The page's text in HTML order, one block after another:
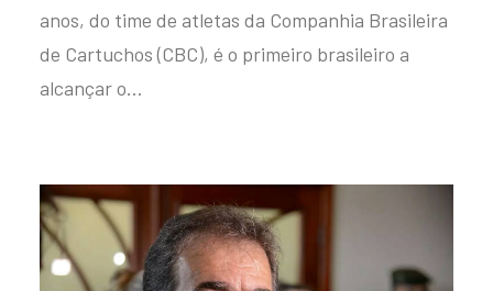
anos, do time de atletas da Companhia Brasileira
de Cartuchos (CBC), é o primeiro brasileiro a
alcançar o…